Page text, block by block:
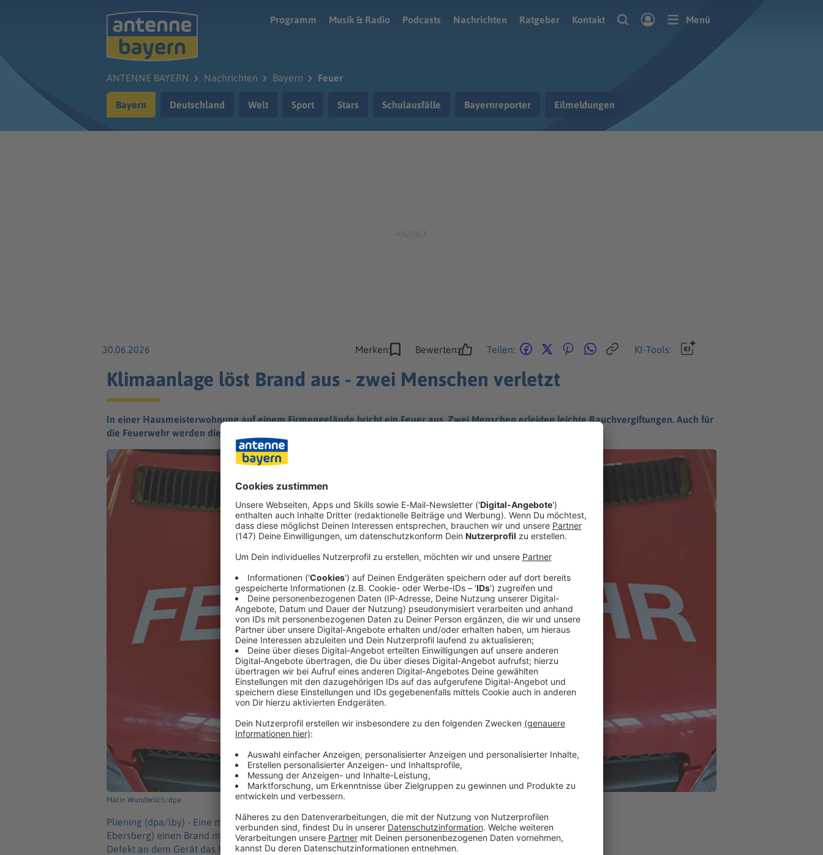
Programm
Musik & Radio Podcasts Nachrichten Ratgeber Kontakt Menü
ANTENNE BAYERN Nachrichten Bayern Feuer
Bayern Deutschland Welt Sport Stars Schulausfälle Bayernreporter Eilmeldungen
30.06.2026 Merken: Bewerten: Teilen: KI-Tools:
Klimaanlage löst Brand aus - zwei Menschen verletzt
In einer Hausmeisterwohnung auf einem Firmengelände bricht ein Feuer aus. Zwei Menschen erleiden leichte Rauchvergiftungen. Auch für
die Feuerwehr werden die Löscharbeiten zur Herausforderung.
Malin Wunderlich/dpa
Pliening (dpa/lby) - Eine mobile Klimaanlage hat im oberbayerischen Pliening (Landkreis
Ebersberg) einen Brand mit zwei Verletzten verursacht. Nach ersten Erkenntnissen habe ein
Defekt an dem Gerät das Feuer in einer Hausmeisterwohnung auf einem Firmengelände